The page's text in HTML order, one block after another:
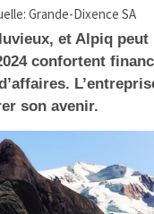
Grande-Dixence SA
et Alpiq
confortent
son avenir.